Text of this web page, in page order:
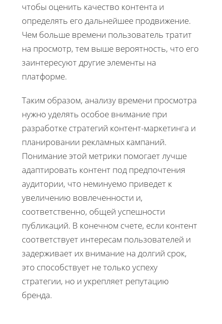
чтобы оценить качество контента и
определять его дальнейшее продвижение.
Чем больше времени пользователь тратит
на просмотр, тем выше вероятность, что его
заинтересуют другие элементы на
платформе.
Таким образом, анализу времени просмотра
нужно уделять особое внимание при
разработке стратегий контент-маркетинга и
планировании рекламных кампаний.
Понимание этой метрики помогает лучше
адаптировать контент под предпочтения
аудитории, что неминуемо приведет к
увеличению вовлеченности и,
соответственно, общей успешности
публикаций. В конечном счете, если контент
соответствует интересам пользователей и
задерживает их внимание на долгий срок,
это способствует не только успеху
стратегии, но и укрепляет репутацию
бренда.